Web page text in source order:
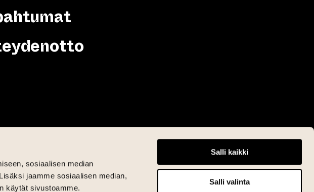
sosiaalisen median
jaamme sosiaalisen median,
käytät sivustoamme.
Salli kaikki
Salli valinta